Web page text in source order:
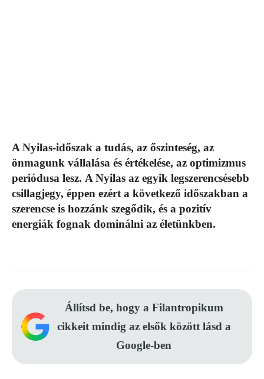
A Nyilas-időszak a tudás, az őszinteség, az
önmagunk vállalása és értékelése, az optimizmus
periódusa lesz. A Nyilas az egyik legszerencsésebb
csillagjegy, éppen ezért a következő időszakban a
szerencse is hozzánk szegődik, és a pozitív
energiák fognak dominálni az életünkben.
Állítsd be, hogy a Filantropikum
cikkeit mindig az elsők között lásd a
Google-ben